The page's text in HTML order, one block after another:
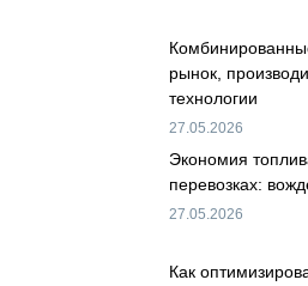
рынок,
технологии
27.05.2026
Экономия
перевозках:
27.05.2026
Как